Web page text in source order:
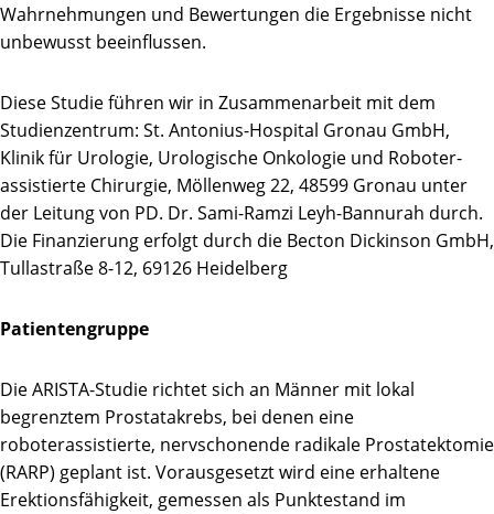
Wahrnehmungen und Bewertungen die Ergebnisse nicht
unbewusst beeinflussen.
Diese Studie führen wir in Zusammenarbeit mit dem
Studienzentrum: St. Antonius-Hospital Gronau GmbH,
Klinik für Urologie, Urologische Onkologie und Roboter-
assistierte Chirurgie, Möllenweg 22, 48599 Gronau unter
der Leitung von PD. Dr. Sami-Ramzi Leyh-Bannurah durch.
Die Finanzierung erfolgt durch die Becton Dickinson GmbH,
Tullastraße 8-12, 69126 Heidelberg
Patientengruppe
Die ARISTA-Studie richtet sich an Männer mit lokal
begrenztem Prostatakrebs, bei denen eine
roboterassistierte, nervschonende radikale Prostatektomie
(RARP) geplant ist. Vorausgesetzt wird eine erhaltene
Erektionsfähigkeit, gemessen als Punktestand im